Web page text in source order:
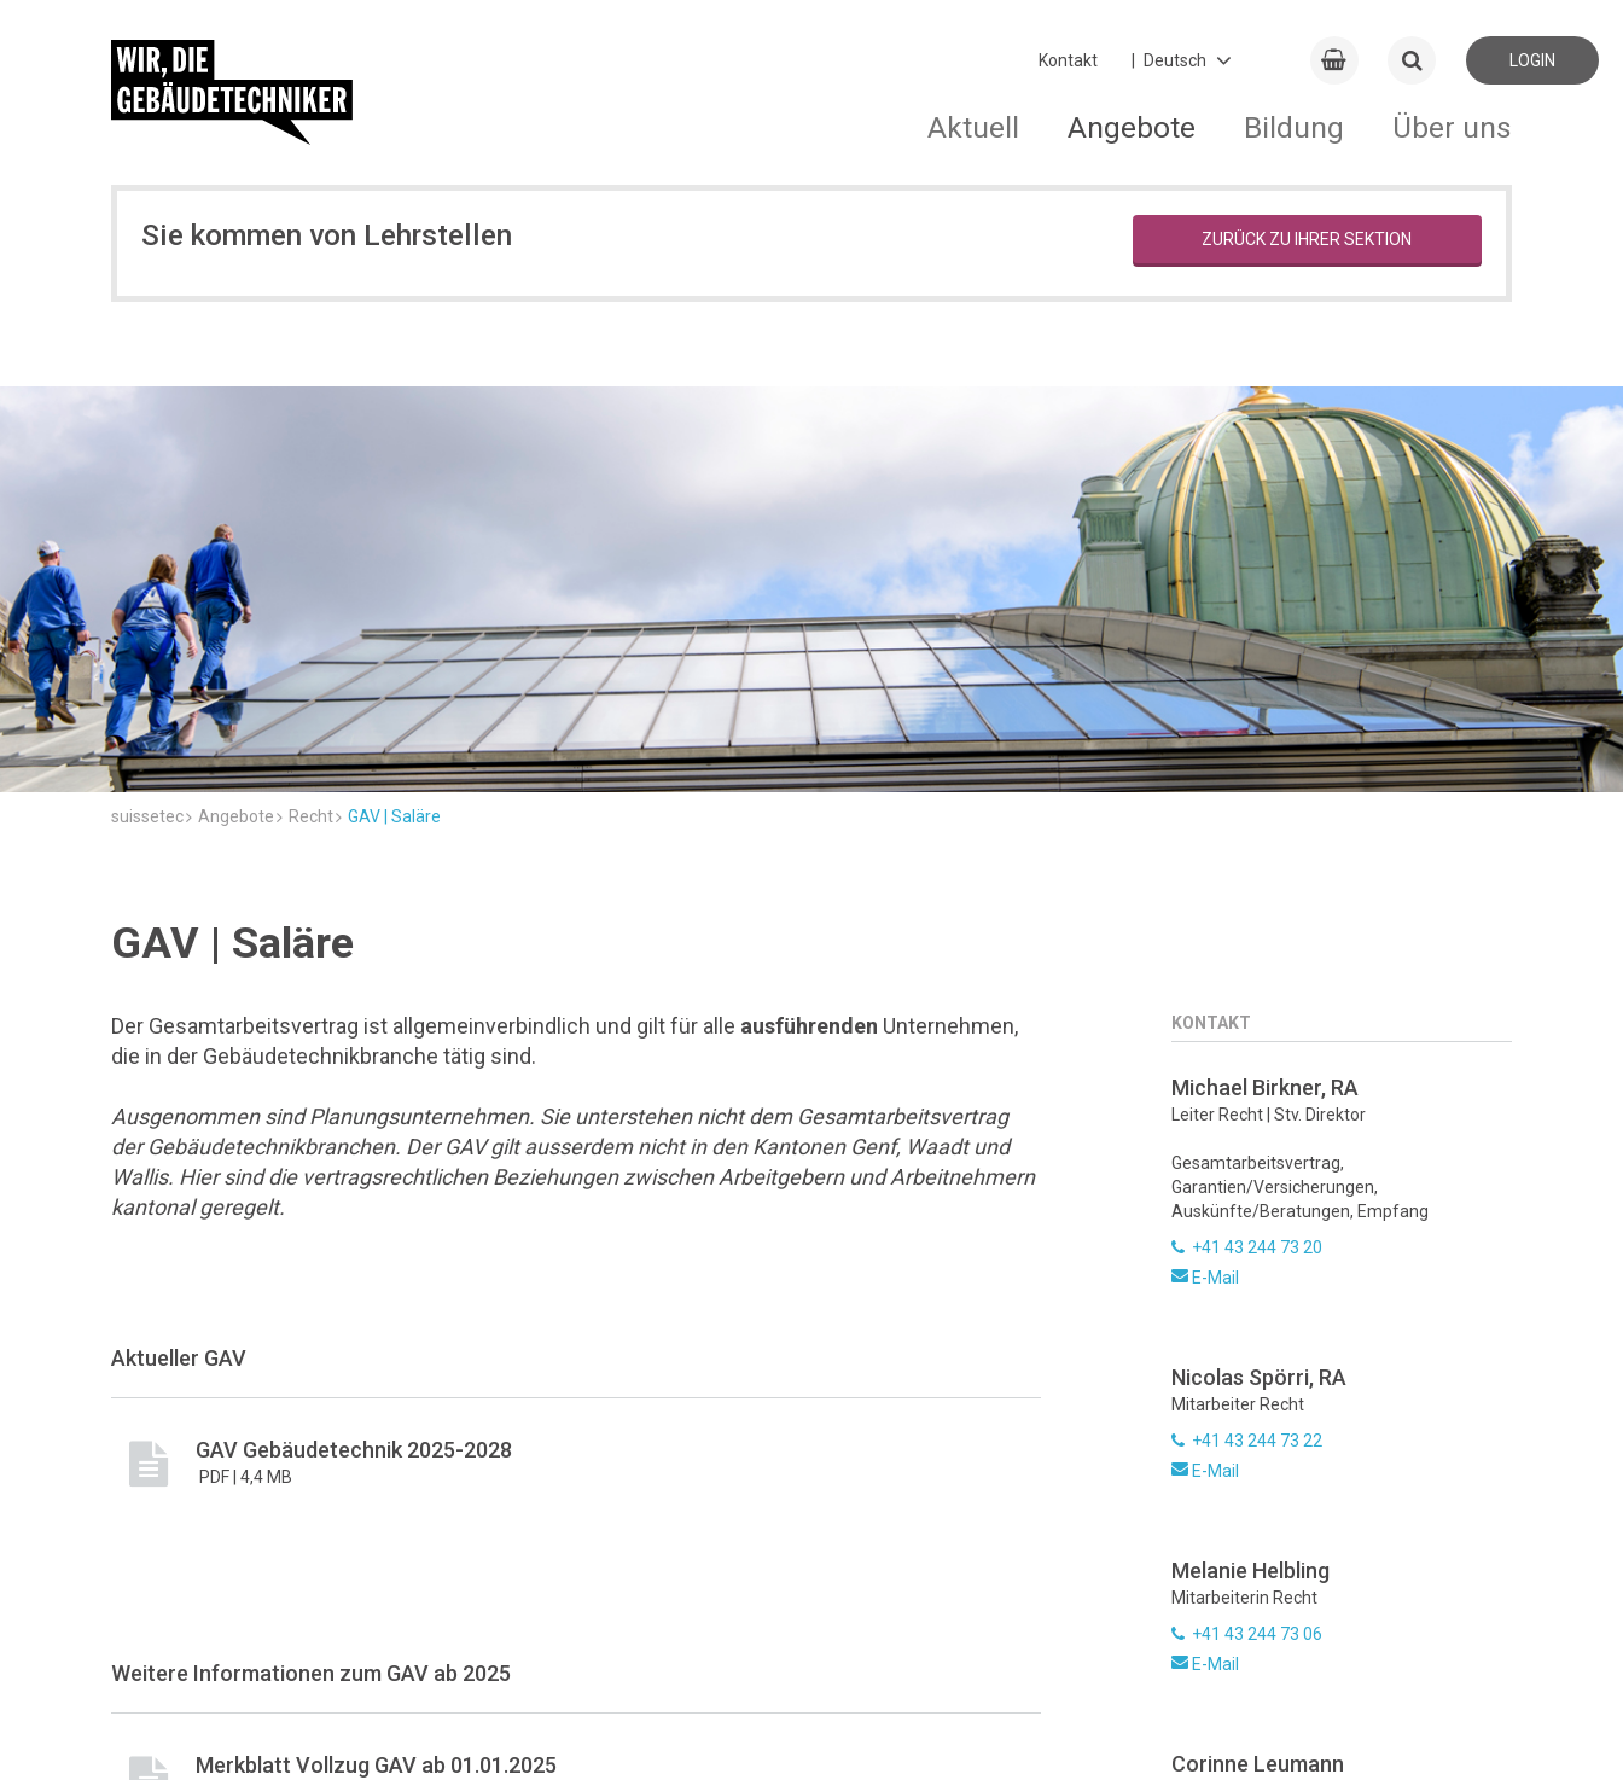
Kontakt LOGIN
Aktuell Angebote Bildung Über uns
Sie kommen von Lehrstellen ZURÜCK ZU IHRER SEKTION
suissetec Angebote Recht GAV | Saläre
GAV | Saläre
Der Gesamtarbeitsvertrag ist allgemeinverbindlich und gilt für alle ausführenden Unternehmen,
die in der Gebäudetechnikbranche tätig sind.
Ausgenommen sind Planungsunternehmen. Sie unterstehen nicht dem Gesamtarbeitsvertrag
der Gebäudetechnikbranchen. Der GAV gilt ausserdem nicht in den Kantonen Genf, Waadt und
Wallis. Hier sind die vertragsrechtlichen Beziehungen zwischen Arbeitgebern und Arbeitnehmern
kantonal geregelt.
Aktueller GAV
GAV Gebäudetechnik 2025-2028
PDF | 4,4 MB
Weitere Informationen zum GAV ab 2025
Merkblatt Vollzug GAV ab 01.01.2025
KONTAKT
Michael Birkner, RA
Leiter Recht | Stv. Direktor
Gesamtarbeitsvertrag,
Garantien/Versicherungen,
Auskünfte/Beratungen, Empfang
+41 43 244 73 20
E-Mail
Nicolas Spörri, RA
Mitarbeiter Recht
+41 43 244 73 22
E-Mail
Melanie Helbling
Mitarbeiterin Recht
+41 43 244 73 06
E-Mail
Corinne Leumann